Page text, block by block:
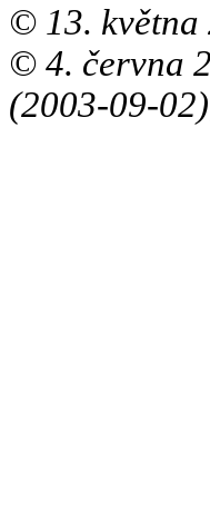
© 13. května
© 4. června
(2003-09-